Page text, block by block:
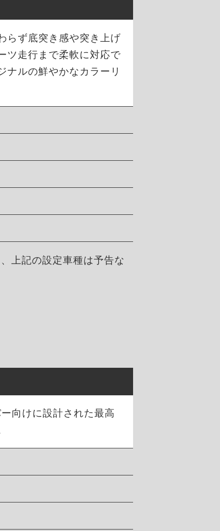
らず底突き感や突き上げ
ツ走行まで柔軟に対応で
ナルの鮮やかなカラーリ
上記の設定車種は予告な
向けに設計された最高